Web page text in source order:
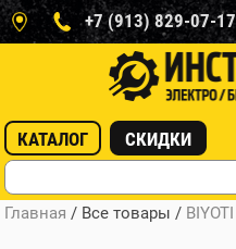
+7 (913) 829-07-17
КАТАЛОГ СКИДКИ
Главная / Все товары / BIYOTI